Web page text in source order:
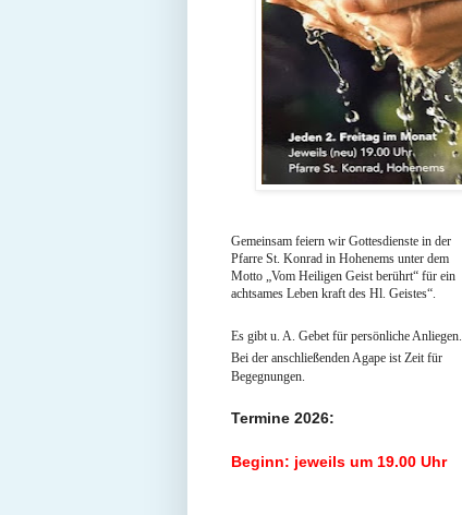
Gemeinsam feiern wir Gottesdienste in der
Pfarre St. Konrad in Hohenems unter dem
Motto „Vom Heiligen Geist berührt“ für ein
achtsames Leben kraft des Hl. Geistes“.
Es gibt u. A. Gebet für persönliche Anliegen.
Bei der anschließenden Agape ist Zeit für
Begegnungen.
Termine 2026:
Beginn: jeweils um 19.00 Uhr